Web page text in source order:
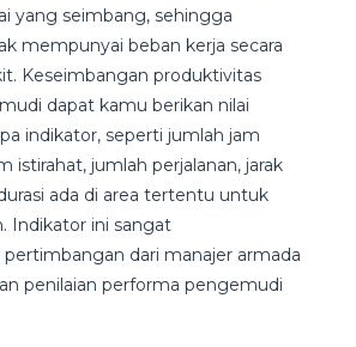
yang seimbang, sehingga
mempunyai beban kerja secara
Keseimbangan produktivitas
dapat kamu berikan nilai
indikator, seperti jumlah jam
istirahat, jumlah perjalanan, jarak
ada di area tertentu untuk
Indikator ini sangat
dari manajer armada
penilaian performa pengemudi